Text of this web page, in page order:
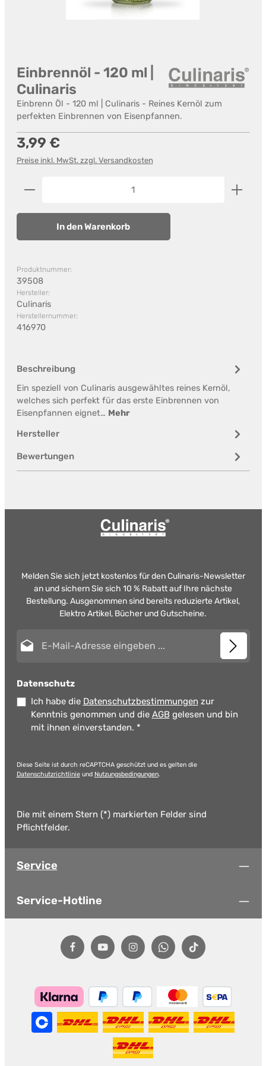
Einbrennöl - 120 ml |
Culinaris
Einbrenn Öl - 120 ml | Culinaris - Reines Kernöl zum
perfekten Einbrennen von Eisenpfannen.
Regulärer Preis:
3,99 €
Preise inkl. MwSt. zzgl. Versandkosten
Produkt Anzahl: Gib den gewünschten Wert ein
In den Warenkorb
Produktnummer:
39508
Hersteller:
Culinaris
Herstellernummer:
416970
Beschreibung
Ein speziell von Culinaris ausgewähltes reines Kernöl,
welches sich perfekt für das erste Einbrennen von
Eisenpfannen eignet… Mehr
Hersteller
Bewertungen
Melden Sie sich jetzt kostenlos für den Culinaris-Newsletter
an und sichern Sie sich 10 % Rabatt auf Ihre nächste
Bestellung. Ausgenommen sind bereits reduzierte Artikel,
Elektro Artikel, Bücher und Gutscheine.
Datenschutz
Ich habe die Datenschutzbestimmungen zur
Kenntnis genommen und die AGB gelesen und bin
mit ihnen einverstanden. *
Diese Seite ist durch reCAPTCHA geschützt und es gelten die
Datenschutzrichtlinieund Nutzungsbedingungen.
Die mit einem Stern (*) markierten Felder sind
Pflichtfelder.
Service
Service-Hotline